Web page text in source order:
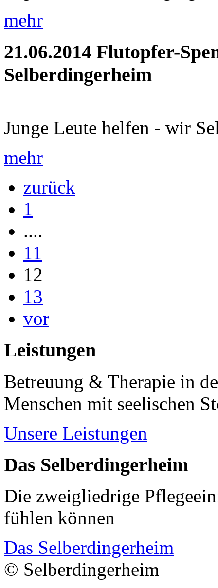
mehr
21.06.2014 Flutopfer-
Selberdingerheim
Junge Leute helfen - wir
mehr
zurück
1
....
11
12
13
vor
Leistungen
Betreuung & Therapie in
Menschen mit seelischen
Unsere Leistungen
Das Selberdingerheim
Die zweigliedrige
fühlen können
Das Selberdingerheim
© Selberdingerheim